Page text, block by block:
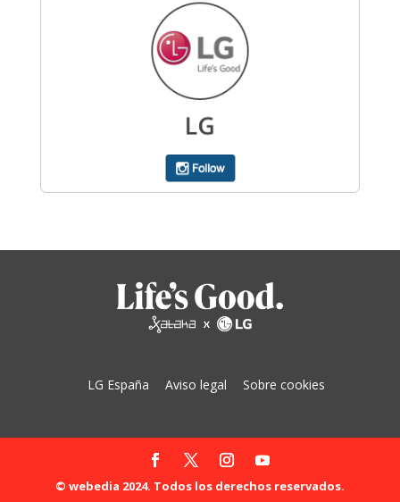
LG España Aviso legal Sobre cookies
© webedia 2024. Todos los derechos reservados.